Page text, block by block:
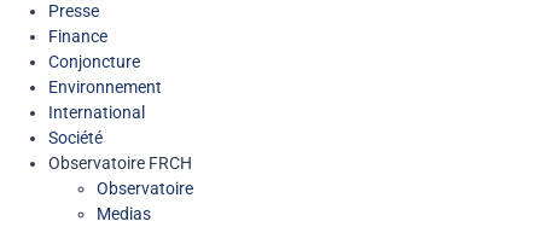
Presse
Finance
Conjoncture
Environnement
International
Société
Observatoire FRCH
Observatoire
Medias